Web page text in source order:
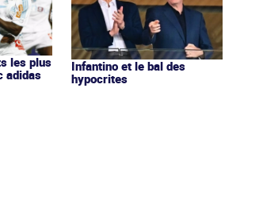
les plus
adidas
Infantino et le bal des
hypocrites